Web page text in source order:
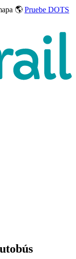
🌎 Pruebe DOTS